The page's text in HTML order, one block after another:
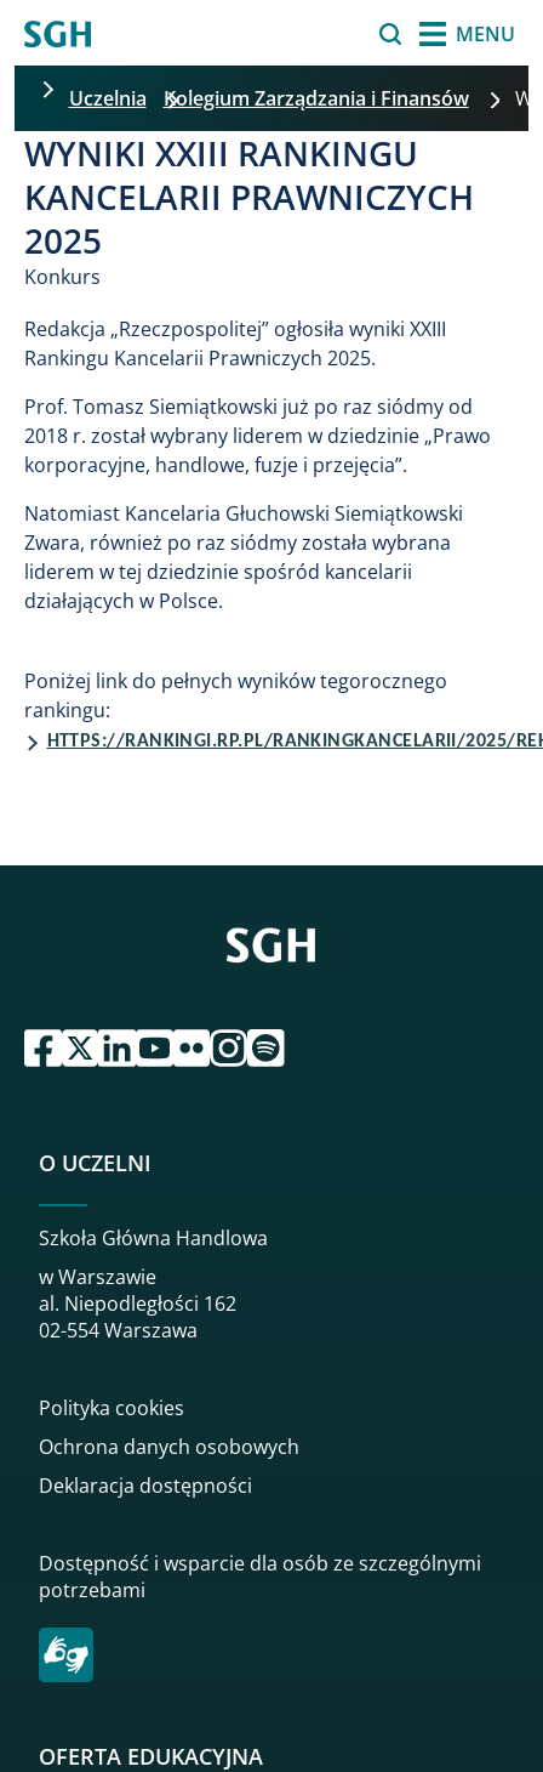
MENU
Uczelnia Kolegium Zarządzania i Finansów
Pomiń filtrowanie
WYNIKI XXIII RANKINGU
KANCELARII PRAWNICZYCH
2025
Konkurs
Redakcja „Rzeczpospolitej” ogłosiła wyniki XXIII
Rankingu Kancelarii Prawniczych 2025.
Prof. Tomasz Siemiątkowski już po raz siódmy od
2018 r. został wybrany liderem w dziedzinie „Prawo
korporacyjne, handlowe, fuzje i przejęcia”.
Natomiast Kancelaria Głuchowski Siemiątkowski
Zwara, również po raz siódmy została wybrana
liderem w tej dziedzinie spośród kancelarii
działających w Polsce.
Poniżej link do pełnych wyników tegorocznego
rankingu:
HTTPS://RANKINGI.RP.PL/RANKINGKANCELARII/2025/
przejdź do serwisu facebook sgh
przejdź do serwisu twitter sgh
przejdź do serwisu linkedin sgh
przejdź do serwisu youtube sgh
przejdź do serwisu flickr sgh
przejdź do serwisu instagram sgh
przejdź do serwisu spotify sgh
O UCZELNI
Szkoła Główna Handlowa
w Warszawie
al. Niepodległości 162
02-554 Warszawa
Polityka cookies
Ochrona danych osobowych
Deklaracja dostępności
Dostępność i wsparcie dla osób ze szczególnymi
potrzebami
OFERTA EDUKACYJNA